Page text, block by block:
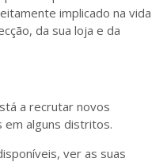
implicado na vida
da sua loja e da
a recrutar novos
em alguns distritos.
ver as suas